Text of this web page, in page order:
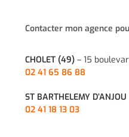
Contacter mon agence
CHOLET (49) – 15
02 41 65 86 88
ST BARTHELEMY D’ANJOU
02 41 18 13 03